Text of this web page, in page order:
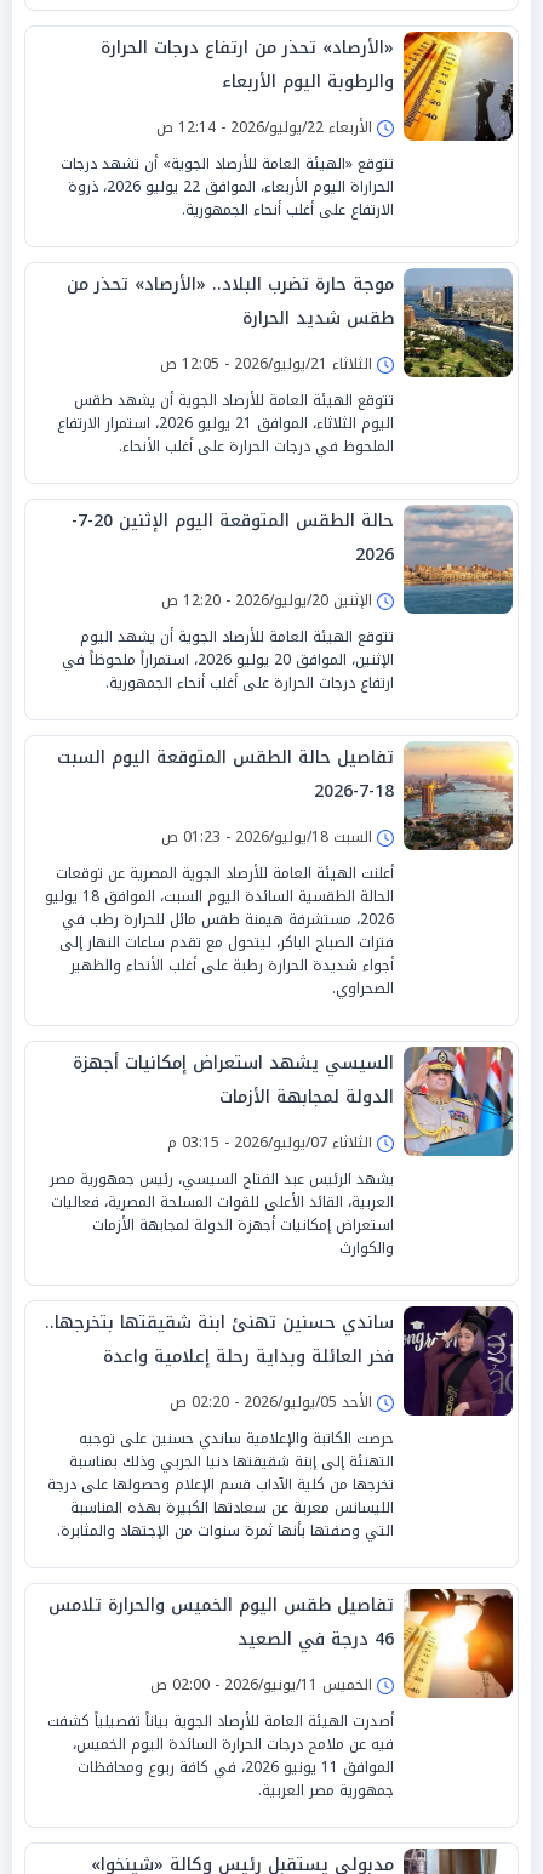
«الأرصاد» تحذر من ارتفاع درجات الحرارة
والرطوبة اليوم الأربعاء
الأربعاء 22/يوليو/2026 - 12:14 ص
تتوقع «الهيئة العامة للأرصاد الجوية» أن تشهد درجات
الحراراة اليوم الأربعاء، الموافق 22 يوليو 2026، ذروة
الارتفاع على أغلب أنحاء الجمهورية.
موجة حارة تضرب البلاد.. «الأرصاد» تحذر من
طقس شديد الحرارة
الثلاثاء 21/يوليو/2026 - 12:05 ص
تتوقع الهيئة العامة للأرصاد الجوية أن يشهد طقس
اليوم الثلاثاء، الموافق 21 يوليو 2026، استمرار الارتفاع
الملحوظ في درجات الحرارة على أغلب الأنحاء.
حالة الطقس المتوقعة اليوم الإثنين 20-7-
2026
الإثنين 20/يوليو/2026 - 12:20 ص
تتوقع الهيئة العامة للأرصاد الجوية أن يشهد اليوم
الإثنين، الموافق 20 يوليو 2026، استمراراً ملحوظاً في
ارتفاع درجات الحرارة على أغلب أنحاء الجمهورية.
تفاصيل حالة الطقس المتوقعة اليوم السبت
18-7-2026
السبت 18/يوليو/2026 - 01:23 ص
أعلنت الهيئة العامة للأرصاد الجوية المصرية عن توقعات
الحالة الطقسية السائدة اليوم السبت، الموافق 18 يوليو
2026، مستشرفة هيمنة طقس مائل للحرارة رطب في
فترات الصباح الباكر، ليتحول مع تقدم ساعات النهار إلى
أجواء شديدة الحرارة رطبة على أغلب الأنحاء والظهير
الصحراوي.
السيسي يشهد استعراض إمكانيات أجهزة
الدولة لمجابهة الأزمات
الثلاثاء 07/يوليو/2026 - 03:15 م
يشهد الرئيس عبد الفتاح السيسي، رئيس جمهورية مصر
العربية، القائد الأعلى للقوات المسلحة المصرية، فعاليات
استعراض إمكانيات أجهزة الدولة لمجابهة الأزمات
والكوارث
ساندي حسنين تهنئ ابنة شقيقتها بتخرجها..
فخر العائلة وبداية رحلة إعلامية واعدة
الأحد 05/يوليو/2026 - 02:20 ص
حرصت الكاتبة والإعلامية ساندي حسنين على توجيه
التهنئة إلى إبنة شقيقتها دنيا الجربي وذلك بمناسبة
تخرجها من كلية الآداب قسم الإعلام وحصولها على درجة
الليسانس معربة عن سعادتها الكبيرة بهذه المناسبة
التي وصفتها بأنها ثمرة سنوات من الإجتهاد والمثابرة.
تفاصيل طقس اليوم الخميس والحرارة تلامس
46 درجة في الصعيد
الخميس 11/يونيو/2026 - 02:00 ص
أصدرت الهيئة العامة للأرصاد الجوية بياناً تفصيلياً كشفت
فيه عن ملامح درجات الحرارة السائدة اليوم الخميس،
الموافق 11 يونيو 2026، في كافة ربوع ومحافظات
جمهورية مصر العربية.
مدبولي يستقبل رئيس وكالة «شينخوا»